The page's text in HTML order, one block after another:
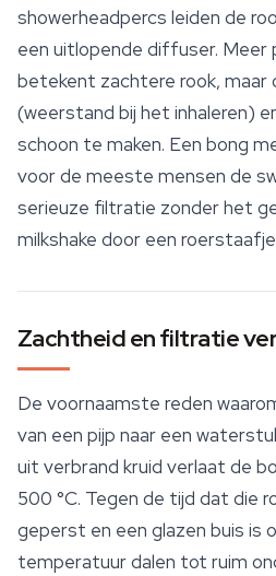
showerheadpercs leiden de
een uitlopende diffuser. Meer
betekent zachtere rook, maar
(weerstand bij het inhaleren)
schoon te maken. Een bong
voor de meeste mensen de
serieuze filtratie zonder het
milkshake door een
Zachtheid en filtratie
De voornaamste reden
van een pijp naar een
uit verbrand kruid verlaat de
500 °C. Tegen de tijd dat die
geperst en een glazen buis is
temperatuur dalen tot ruim